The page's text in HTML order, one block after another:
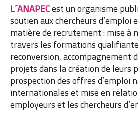
L´ANAPECest un organisme
soutien aux chercheurs d’emploi
matière de recrutement : mise à
travers les formations
reconversion, accompagnement
projets dans la création de leurs
prospection des offres d’emploi
internationales et mise en
employeurs et les chercheurs